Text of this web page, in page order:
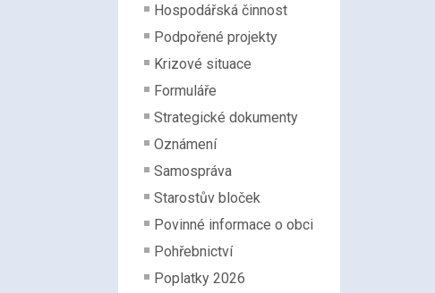
Hospodářská činnost
Podpořené projekty
Krizové situace
Formuláře
Strategické dokumenty
Oznámení
Samospráva
Starostův bloček
Povinné informace o obci
Pohřebnictví
Poplatky 2026